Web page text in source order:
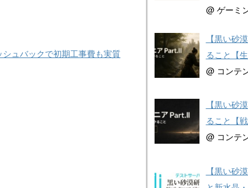
ュバックで初期工事費も実質
@ ゲーミ
【黒い砂
ること【生
@ コンテ
【黒い砂
ること【戦
@ コンテ
【黒い砂